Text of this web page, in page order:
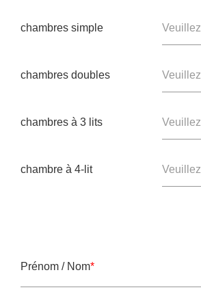
chambres simple
chambres doubles
chambres à 3 lits
chambre à 4-lit
Prénom / Nom*